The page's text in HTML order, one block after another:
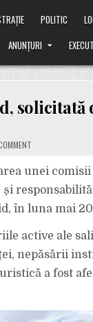
POLITIC
ANUNȚURI
solicitată
ON
COMISIE
ANCHETĂ
LA
SALINA
PRAID,
DE
unei comisii
în luna mai
active ale
nepăsării
a fost